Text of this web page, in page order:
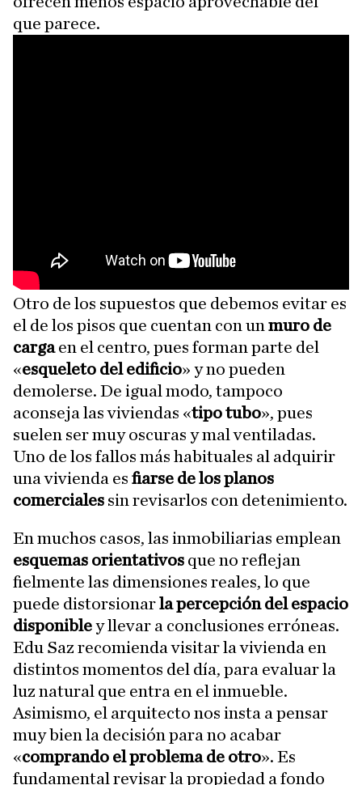
que parece.
Otro de los supuestos que debemos evitar es
el de los pisos que cuentan con un muro de
cargaen el centro, pues forman parte del
«esqueleto del edificio» y no pueden
demolerse. De igual modo, tampoco
aconseja las viviendas «tipo tubo», pues
suelen ser muy oscuras y mal ventiladas.
Uno de los fallos más habituales al adquirir
una vivienda es fiarse de los planos
comerciales sin revisarlos con detenimiento.
En muchos casos, las inmobiliarias emplean
esquemas orientativos que no reflejan
fielmente las dimensiones reales, lo que
puede distorsionarla percepción del espacio
disponibley llevar a conclusiones erróneas.
Edu Saz recomienda visitar la vivienda en
distintos momentos del día, para evaluar la
luz natural que entra en el inmueble.
Asimismo, el arquitecto nos insta a pensar
muy bien la decisión para no acabar
«comprando el problema de otro». Es
fundamental revisar la propiedad a fondo